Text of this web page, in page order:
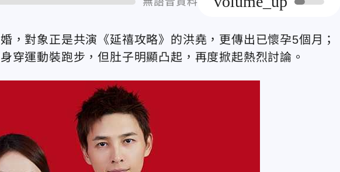
，對象正是共演《延禧攻略》的洪堯，更傳出已懷孕5個月；
穿運動裝跑步，但肚子明顯凸起，再度掀起熱烈討論。